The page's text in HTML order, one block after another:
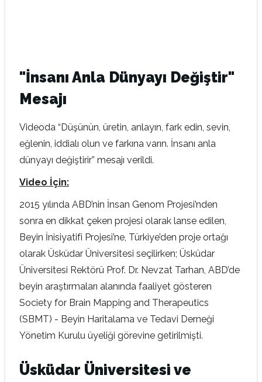
"İnsanı Anla Dünyayı Değiştir"
Mesajı
Videoda “Düşünün, üretin, anlayın, fark edin, sevin,
eğlenin, iddialı olun ve farkına varın. İnsanı anla
dünyayı değiştirir” mesajı verildi.
Video İçin:
2015 yılında ABD’nin İnsan Genom Projesi’nden
sonra en dikkat çeken projesi olarak lanse edilen,
Beyin İnisiyatifi Projesi’ne, Türkiye’den proje ortağı
olarak Üsküdar Üniversitesi seçilirken; Üsküdar
Üniversitesi Rektörü Prof. Dr. Nevzat Tarhan, ABD’de
beyin araştırmaları alanında faaliyet gösteren
Society for Brain Mapping and Therapeutics
(SBMT) - Beyin Haritalama ve Tedavi Derneği
Yönetim Kurulu üyeliği görevine getirilmişti.
Üsküdar Üniversitesi ve